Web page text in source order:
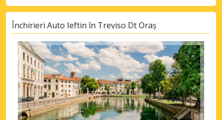
Închirieri Auto Ieftin în Treviso Dt Oraș